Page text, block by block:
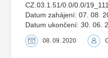
CZ.03.1.51/0.0/0.0/
Datum zahájení: 07. 08.
Datum ukončení: 30. 06.
08. 09. 2020